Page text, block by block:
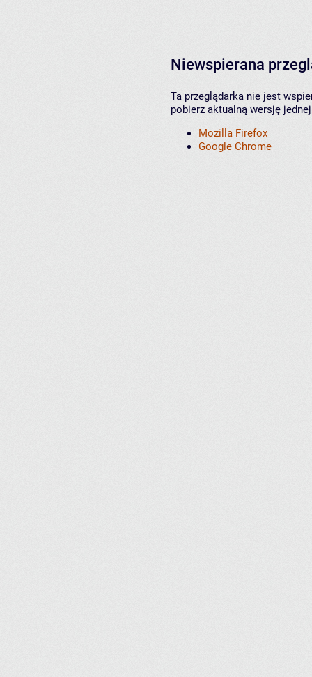
Niewspierana
Ta przeglądarka nie jest
pobierz aktualną wersję
Mozilla Firefox
Google Chrome